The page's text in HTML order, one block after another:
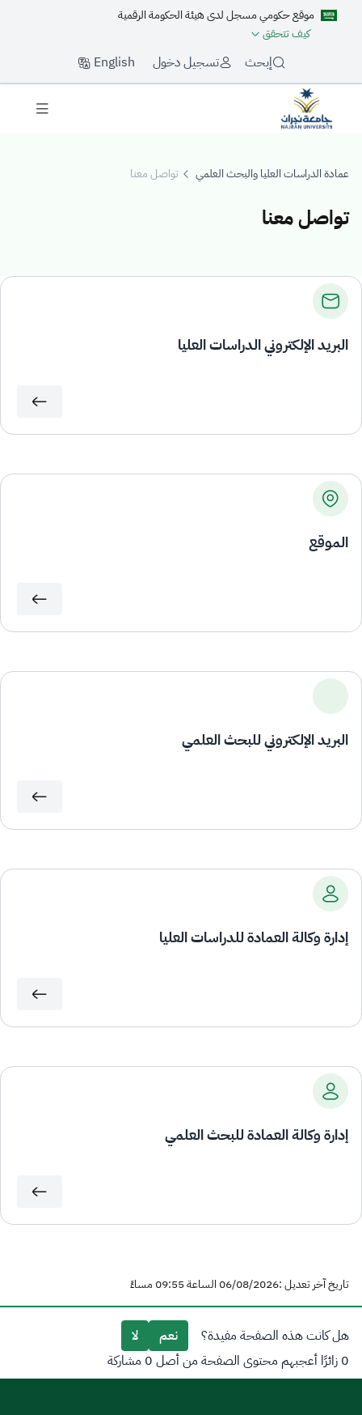
موقع حكومي مسجل لدى هيئة الحكومة الرقمية
كيف تتحقق
إبحث تسجيل دخول English
عمادة الدراسات العليا والبحث العلمي تواصل معنا
تواصل معنا
معنا
البريد الإلكتروني الدراسات العليا
الموقع
البريد الإلكتروني للبحث العلمي
إدارة وكالة العمادة للدراسات العليا
إدارة وكالة العمادة للبحث العلمي
تاريخ آخر تعديل :06/08/2026 الساعة 09:55 مساءً
هل كانت هذه الصفحة مفيدة؟ نعم